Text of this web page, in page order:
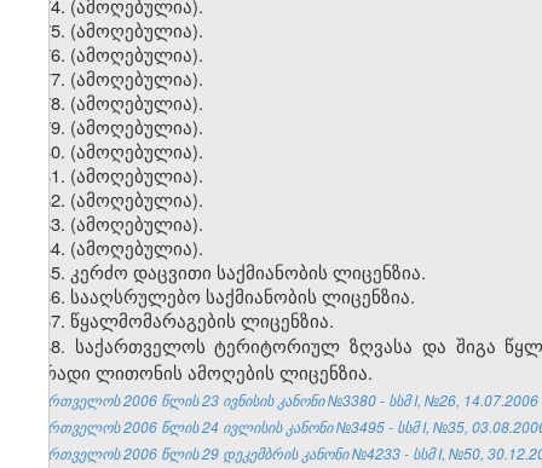
74. (ამოღებულია).
75. (ამოღებულია).
76. (ამოღებულია).
77. (ამოღებულია).
78. (ამოღებულია).
79. (ამოღებულია).
80. (ამოღებულია).
81. (ამოღებულია).
82. (ამოღებულია).
83. (ამოღებულია).
84. (ამოღებულია).
85. კერძო დაცვითი საქმიანობის ლიცენზია.
86. სააღსრულებო საქმიანობის ლიცენზია.
87. წყალმომარაგების ლიცენზია.
88. საქართველოს ტერიტორიულ ზღვასა და შიგა
ფერადი ლითონის ამოღების ლიცენზია.
საქართველოს 2006 წლის 23 ივნისის კანონი №3380 - სსმ I, №26, 14.07.2006
საქართველოს 2006 წლის 24 ივლისის კანონი №3495 - სსმ I, №35,
საქართველოს 2006 წლის 29 დეკემბრის კანონი №4233 - სსმ I, №50,